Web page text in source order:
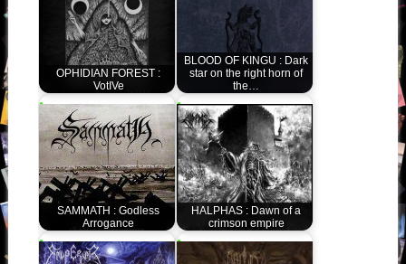
OPHIDIAN FOREST :
VotIVe
BLOOD OF KINGU : Dark
star on the right horn of
the…
SAMMATH : Godless
Arrogance
HALPHAS : Dawn of a
crimson empire